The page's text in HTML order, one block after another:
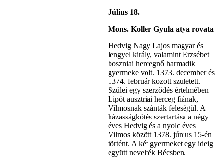
Július 18.
Mons. Koller Gyula atya rovata
Hedvig Nagy Lajos magyar és
lengyel király, valamint Erzsébet
boszniai hercegnő harmadik
gyermeke volt. 1373. december és
1374. február között született.
Szülei egy szerződés értelmében
Lipót ausztriai herceg fiának,
Vilmosnak szánták feleségül. A
házasságkötés szertartása a négy
éves Hedvig és a nyolc éves
Vilmos között 1378. június 15-én
történt. A két gyermeket egy ideig
együtt nevelték Bécsben.